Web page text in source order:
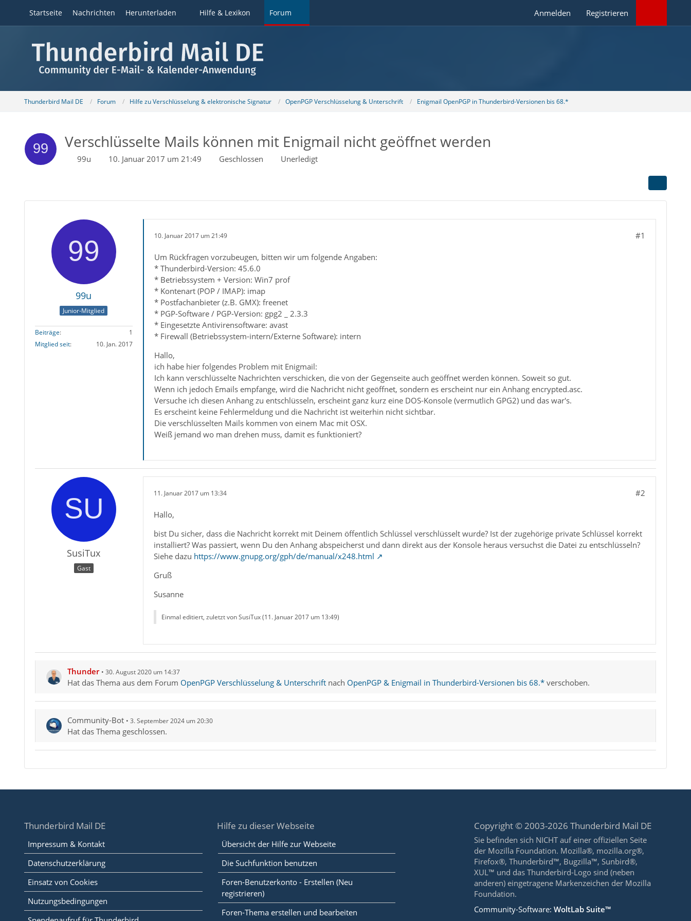
Startseite Nachrichten Herunterladen Hilfe & Lexikon Forum Anmelden Registrieren
Thunderbird Mail DE Forum Hilfe zu Verschlüsselung & elektronische Signatur OpenPGP Verschlüsselung & Unterschrift Enigmail OpenPGP in Thunderbird-Versionen bis 68.*
Verschlüsselte Mails können mit Enigmail nicht geöffnet werden
99u 10. Januar 2017 um 21:49 Geschlossen Unerledigt
99u
Junior-Mitglied
Beiträge
1
Mitglied seit
10. Jan. 2017
10. Januar 2017 um 21:49 #1
Um Rückfragen vorzubeugen, bitten wir um folgende Angaben:
* Thunderbird-Version: 45.6.0
* Betriebssystem + Version: Win7 prof
* Kontenart (POP / IMAP): imap
* Postfachanbieter (z.B. GMX): freenet
* PGP-Software / PGP-Version: gpg2 _ 2.3.3
* Eingesetzte Antivirensoftware: avast
* Firewall (Betriebssystem-intern/Externe Software): intern
Hallo,
ich habe hier folgendes Problem mit Enigmail:
Ich kann verschlüsselte Nachrichten verschicken, die von der Gegenseite auch geöffnet werden können. Soweit so gut.
Wenn ich jedoch Emails empfange, wird die Nachricht nicht geöffnet, sondern es erscheint nur ein Anhang encrypted.asc.
Versuche ich diesen Anhang zu entschlüsseln, erscheint ganz kurz eine DOS-Konsole (vermutlich GPG2) und das war's.
Es erscheint keine Fehlermeldung und die Nachricht ist weiterhin nicht sichtbar.
Die verschlüsselten Mails kommen von einem Mac mit OSX.
Weiß jemand wo man drehen muss, damit es funktioniert?
SusiTux
Gast
11. Januar 2017 um 13:34 #2
Hallo,
bist Du sicher, dass die Nachricht korrekt mit Deinem öffentlich Schlüssel verschlüsselt wurde? Ist der zugehörige private Schlüssel korrekt
installiert? Was passiert, wenn Du den Anhang abspeicherst und dann direkt aus der Konsole heraus versuchst die Datei zu entschlüsseln?
Siehe dazu https://www.gnupg.org/gph/de/manual/x248.html
Gruß
Susanne
Einmal editiert, zuletzt von SusiTux (11. Januar 2017 um 13:49)
Thunder 30. August 2020 um 14:37
Hat das Thema aus dem Forum OpenPGP Verschlüsselung & Unterschriftnach OpenPGP & Enigmail in Thunderbird-Versionen bis 68.*verschoben.
Community-Bot 3. September 2024 um 20:30
Hat das Thema geschlossen.
Thunderbird Mail DE
Impressum & Kontakt
Datenschutzerklärung
Einsatz von Cookies
Nutzungsbedingungen
Hilfe zu dieser Webseite
Übersicht der Hilfe zur Webseite
Die Suchfunktion benutzen
Foren-Benutzerkonto - Erstellen (Neu
registrieren)
Foren-Thema erstellen und bearbeiten
Copyright © 2003-2026 Thunderbird Mail DE
Sie befinden sich NICHT auf einer offiziellen Seite
der Mozilla Foundation. Mozilla®, mozilla.org®,
Firefox®, Thunderbird™, Bugzilla™, Sunbird®,
XUL™ und das Thunderbird-Logo sind (neben
anderen) eingetragene Markenzeichen der Mozilla
Foundation.
Community-Software:WoltLab Suite™